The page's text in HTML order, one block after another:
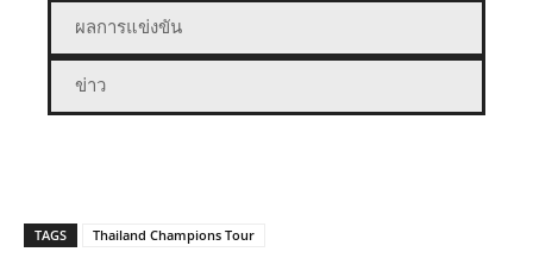
ผลการแข่งขัน
ข่าว
TAGS Thailand Champions Tour